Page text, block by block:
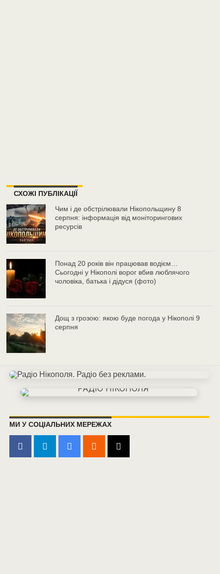
СХОЖІ ПУБЛІКАЦІЇ
Чим і де обстрілювали Нікопольщину 8
серпня: інформація від моніторингових
ресурсів
Понад 20 років він працював водієм…
Сьогодні у Нікополі ворог вбив люблячого
чоловіка, батька і дідуся (фото)
Дощ з грозою: якою буде погода у Нікополі 9
серпня
МИ У СОЦІАЛЬНИХ МЕРЕЖАХ